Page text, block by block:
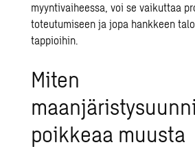
myyntivaiheessa, voi se vaikuttaa
toteutumiseen ja jopa hankkeen
tappioihin.
Miten
poikkeaa muusta